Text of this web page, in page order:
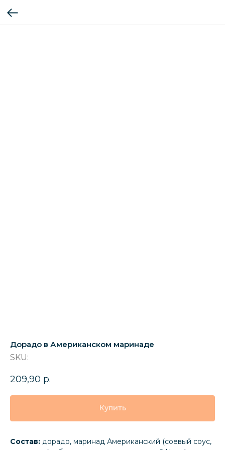
Дорадо в Американском маринаде
SKU:
209,90 р.
Купить
Состав: дорадо, маринад Американский (соевый соус,